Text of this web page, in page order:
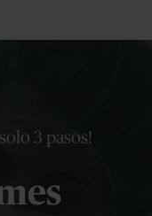
3 pasos!